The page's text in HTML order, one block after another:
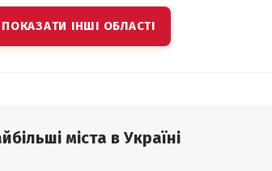
ПОКАЗАТИ ІНШІ ОБЛАСТІ
міста в Україні